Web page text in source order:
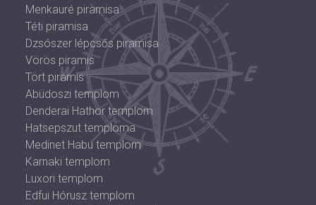
Menkauré piramisa
Téti piramisa
Dzsószer lépcsős piramisa
Vörös piramis
Tört piramis
Abüdoszi templom
Denderai Hathor templom
Hatsepszut temploma
Medinet Habu templom
Karnaki templom
Luxori templom
Edfui Hórusz templom